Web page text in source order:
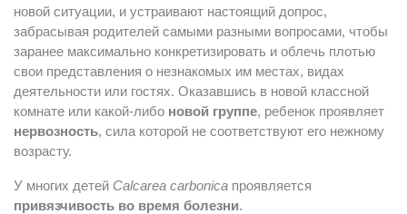
новой ситуации, и устраивают настоящий допрос,
забрасывая родителей самыми разными вопросами, чтобы
заранее максимально конкретизировать и облечь плотью
свои представления о незнакомых им местах, видах
деятельности или гостях. Оказавшись в новой классной
комнате или какой-либо новой группе, ребенок проявляет
нервозность, сила которой не соответствуют его нежному
возрасту.
У многих детей Calcarea carbonica проявляется
привязчивость во время болезни.